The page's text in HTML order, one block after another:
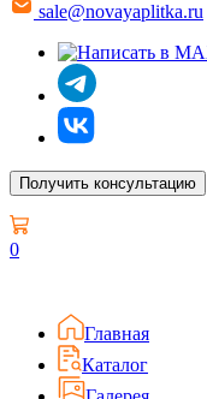
sale@novayaplitka.ru
Получить консультацию
0
Главная
Каталог